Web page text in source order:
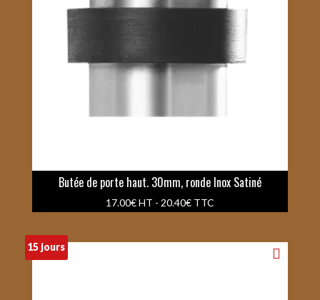
Butée de porte haut. 30mm, ronde Inox Satiné
17.00€HT - 20.40€TTC
15 jours